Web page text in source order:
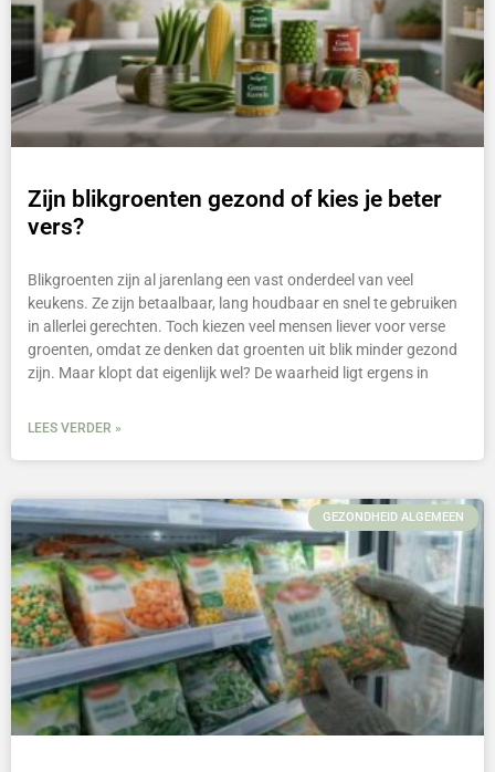
Zijn blikgroenten gezond of kies je beter
vers?
Blikgroenten zijn al jarenlang een vast onderdeel van veel
keukens. Ze zijn betaalbaar, lang houdbaar en snel te gebruiken
in allerlei gerechten. Toch kiezen veel mensen liever voor verse
groenten, omdat ze denken dat groenten uit blik minder gezond
zijn. Maar klopt dat eigenlijk wel? De waarheid ligt ergens in
LEES VERDER »
GEZONDHEID ALGEMEEN